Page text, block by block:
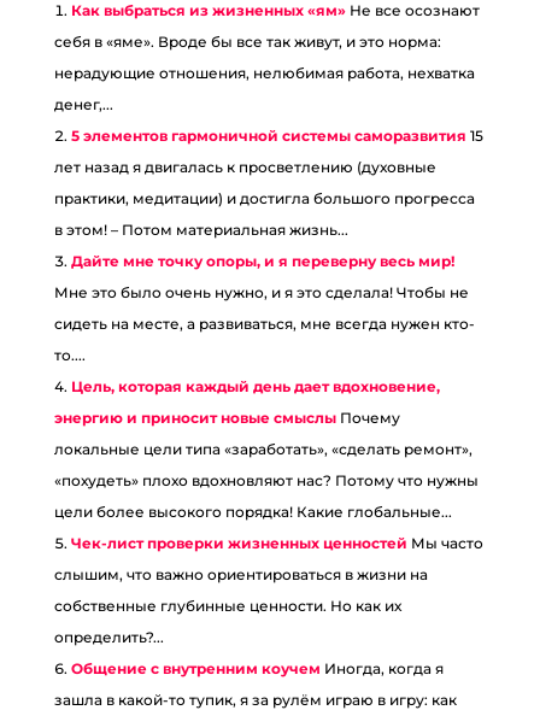
Как выбраться из жизненных «ям» Не все осознают
себя в «яме». Вроде бы все так живут, и это норма:
нерадующие отношения, нелюбимая работа, нехватка
денег,...
5 элементов гармоничной системы саморазвития 15
лет назад я двигалась к просветлению (духовные
практики, медитации) и достигла большого прогресса
в этом! – Потом материальная жизнь...
Дайте мне точку опоры, и я переверну весь мир!
Мне это было очень нужно, и я это сделала! Чтобы не
сидеть на месте, а развиваться, мне всегда нужен кто-
то....
Цель, которая каждый день дает вдохновение,
энергию и приносит новые смыслы Почему
локальные цели типа «заработать», «сделать ремонт»,
«похудеть» плохо вдохновляют нас? Потому что нужны
цели более высокого порядка! Какие глобальные...
Чек-лист проверки жизненных ценностей Мы часто
слышим, что важно ориентироваться в жизни на
собственные глубинные ценности. Но как их
определить?...
Общение с внутренним коучем Иногда, когда я
зашла в какой-то тупик, я за рулём играю в игру: как